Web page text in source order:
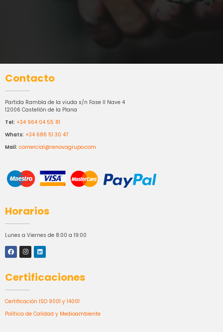
Contacto
Partida Rambla de la viuda s/n Fase II Nave 4
12006 Castellón de la Plana
Tel: +34 964 04 55 81
Whats: +34 686 51 30 47
Mail: comercial@renovagrupo.com
Horarios
Lunes a Viernes de 8:00 a 19:00
Certificaciones
Certificación ISO 9001 y 14001
Política de Calidad y Medioambiente